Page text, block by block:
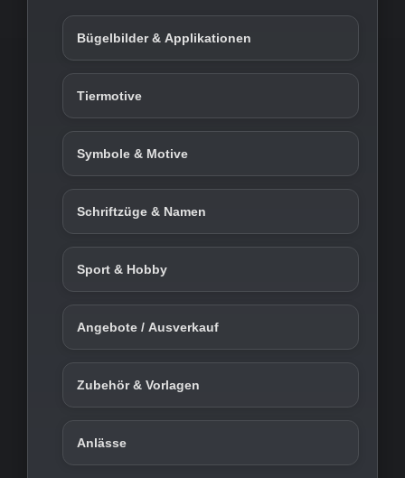
Bügelbilder & Applikationen
Tiermotive
Symbole & Motive
Schriftzüge & Namen
Sport & Hobby
Angebote / Ausverkauf
Zubehör & Vorlagen
Anlässe